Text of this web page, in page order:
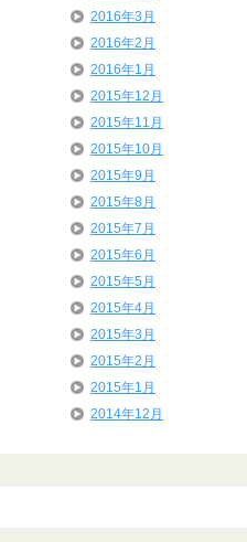
2016年3月
2016年2月
2016年1月
2015年12月
2015年11月
2015年10月
2015年9月
2015年8月
2015年7月
2015年6月
2015年5月
2015年4月
2015年3月
2015年2月
2015年1月
2014年12月